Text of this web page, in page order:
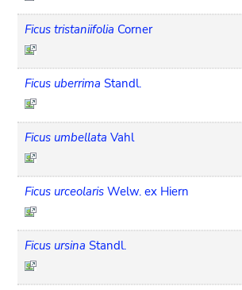
Ficus tristaniifolia Corner
Ficus uberrima Standl.
Ficus umbellata Vahl
Ficus urceolaris Welw. ex Hiern
Ficus ursina Standl.